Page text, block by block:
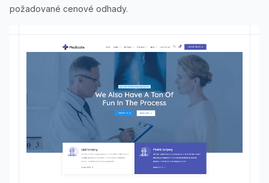
požadované cenové odhady.